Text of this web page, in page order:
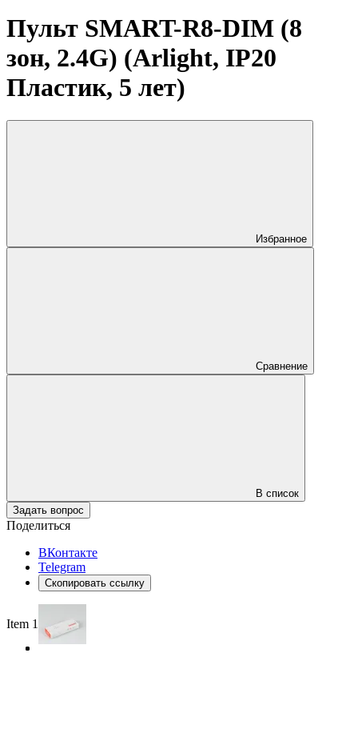
Пульт SMART-R8-DIM (8
зон, 2.4G) (Arlight, IP20
Пластик, 5 лет)
Избранное
Сравнение
В список
Задать вопрос
Поделиться
ВКонтакте
Telegram
Скопировать ссылку
Item 1 of 3